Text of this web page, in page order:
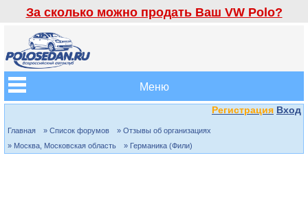
За сколько можно продать Ваш VW Polo?
Меню
Регистрация Вход
Главная » Список форумов
» Отзывы об организациях
» Москва, Московская область
» Германика (Фили)